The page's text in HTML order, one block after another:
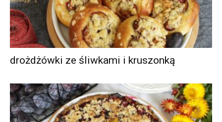
drożdżówki ze śliwkami i kruszonką